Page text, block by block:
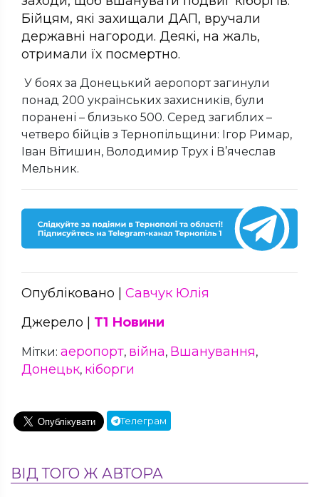
Бійцям, які захищали ДАП, вручали
державні нагороди. Деякі, на жаль,
отримали їх посмертно.
У боях за Донецький аеропорт загинули
понад 200 українських захисників, були
поранені – близько 500. Серед загиблих –
четверо бійців з Тернопільщини: Ігор Римар,
Іван Вітишин, Володимир Трух і В’ячеслав
Мельник.
Опубліковано | Савчук Юлія
Джерело | Т1 Новини
Мітки: аеропорт, війна, Вшанування,
Донецьк, кіборги
Телеграм
ВІД ТОГО Ж АВТОРА